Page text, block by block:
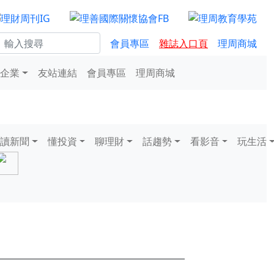
會員專區 雜誌入口頁 理周商城
業 友站連結 會員專區 理周商城
讀新聞 懂投資 聊理財 話趨勢 看影音 玩生活